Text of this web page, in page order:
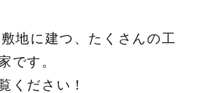
地に建つ、たくさんの工
です。
ください！